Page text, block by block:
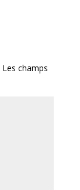
Les champs